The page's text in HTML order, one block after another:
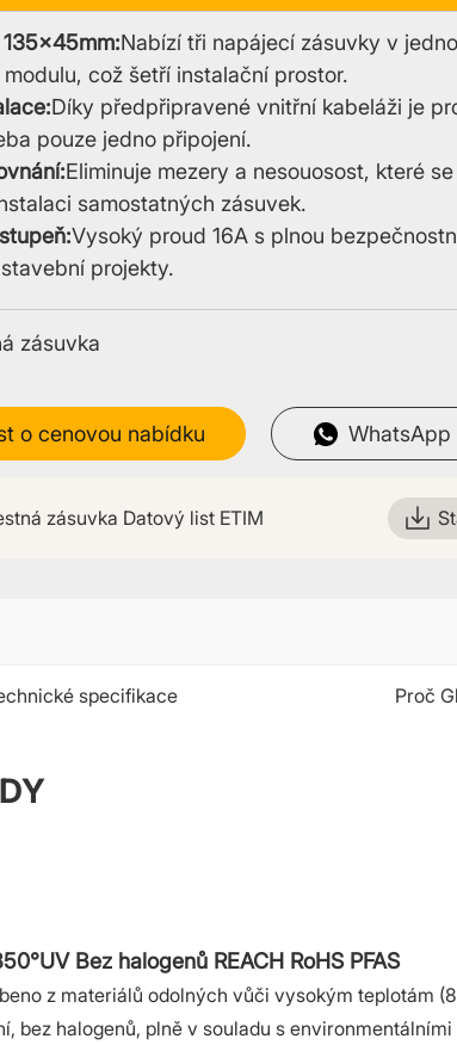
Nabízí tři napájecí zásuvky v
což šetří instalační prostor.
Díky předpřipravené vnitřní kabeláži je
pouze jedno připojení.
Eliminuje mezery a nesouosost, které
samostatných zásuvek.
Vysoký proud 16A s plnou
projekty.
zásuvka
o cenovou nabídku
zásuvka Datový list ETIM
specifikace Proč
Bez halogenů REACH RoHS PFAS
z materiálů odolných vůči vysokým teplotám
bez halogenů, plně v souladu s